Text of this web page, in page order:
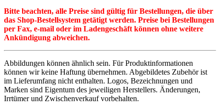
Bitte beachten, alle Preise sind gültig für Bestellungen, die über
das Shop-Bestellsystem getätigt werden. Preise bei Bestellungen
per Fax, e-mail oder im Ladengeschäft können ohne weitere
Ankündigung abweichen.
Abbildungen können ähnlich sein. Für Produktinformationen
können wir keine Haftung übernehmen. Abgebildetes Zubehör ist
im Lieferumfang nicht enthalten. Logos, Bezeichnungen und
Marken sind Eigentum des jeweiligen Herstellers. Änderungen,
Irrtümer und Zwischenverkauf vorbehalten.